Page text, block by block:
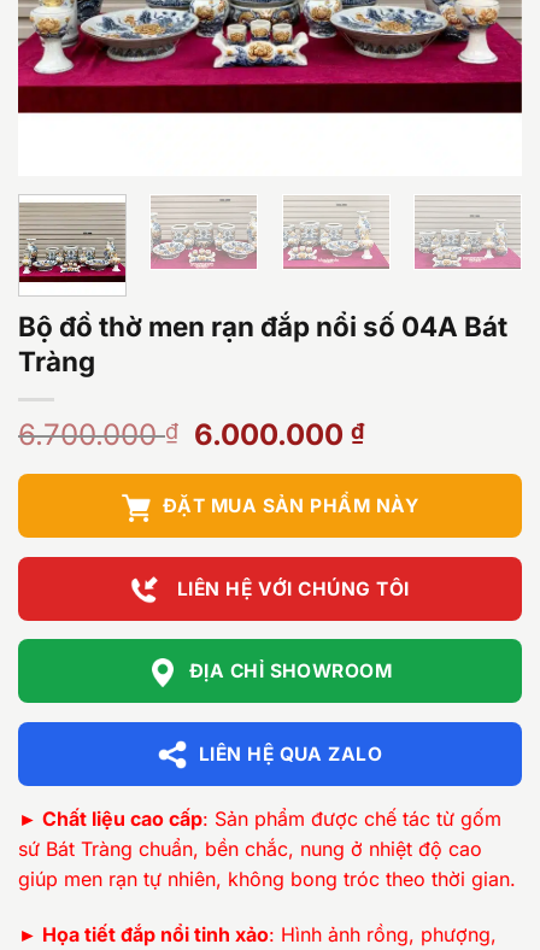
Bộ đồ thờ men rạn đắp nổi số 04A Bát
Tràng
6.700.000₫
Giá
là:
6.700.000 ₫.
6.000.000₫Giá
tại
là:
6.000.000
ĐẶT MUA SẢN PHẨM NÀY
LIÊN HỆ VỚI CHÚNG TÔI
ĐỊA CHỈ SHOWROOM
LIÊN HỆ QUA ZALO
► Chất liệu cao cấp: Sản phẩm được chế tác từ gốm
sứ Bát Tràng chuẩn, bền chắc, nung ở nhiệt độ cao
giúp men rạn tự nhiên, không bong tróc theo thời gian.
► Họa tiết đắp nổi tinh xảo: Hình ảnh rồng, phượng,